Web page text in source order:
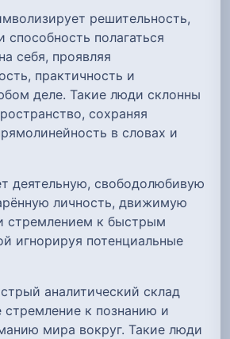
решительность,
способность полагаться
себя, проявляя
практичность и
деле. Такие люди склонны
сохраняя
в словах и
деятельную, свободолюбивую
личность, движимую
стремлением к быстрым
игнорируя потенциальные
аналитический склад
стремление к познанию и
мира вокруг. Такие люди